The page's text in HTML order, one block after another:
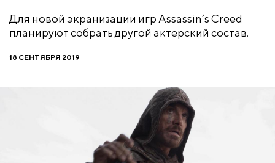
Для новой экранизации игр Assassin’s Creed
планируют собрать другой актерский состав.
18 СЕНТЯБРЯ 2019